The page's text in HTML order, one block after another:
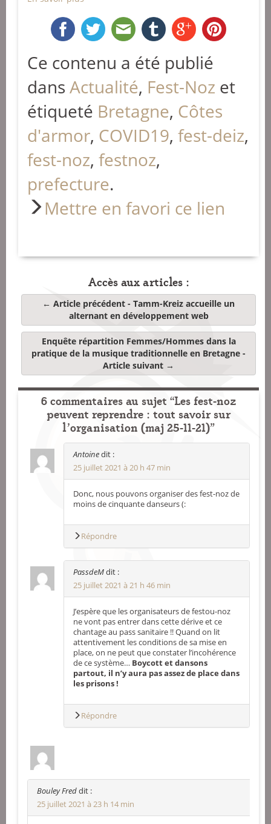
Ce contenu a été publié
dans Actualité, Fest-Noz et
étiqueté Bretagne, Côtes
d'armor, COVID19, fest-deiz,
fest-noz, festnoz,
prefecture.
Mettre en favori ce lien
Accès aux articles :
← Article précédent - Tamm-Kreiz accueille un
alternant en développement web
Enquête répartition Femmes/Hommes dans la
pratique de la musique traditionnelle en Bretagne -
Article suivant →
6 commentaires au sujet “Les fest-noz
peuvent reprendre : tout savoir sur
l’organisation (maj 25-11-21)”
Antoinedit :
25 juillet 2021 à 20 h 47 min
Donc, nous pouvons organiser des fest-noz de
moins de cinquante danseurs (:
Répondre
PassdeMdit :
25 juillet 2021 à 21 h 46 min
J’espère que les organisateurs de festou-noz
ne vont pas entrer dans cette dérive et ce
chantage au pass sanitaire !! Quand on lit
attentivement les conditions de sa mise en
place, on ne peut que constater l’incohérence
de ce système… Boycottet dansons
partout, il n’y aura pas assez de place dans
les prisons !
Répondre
Bouley Freddit :
25 juillet 2021 à 23 h 14 min